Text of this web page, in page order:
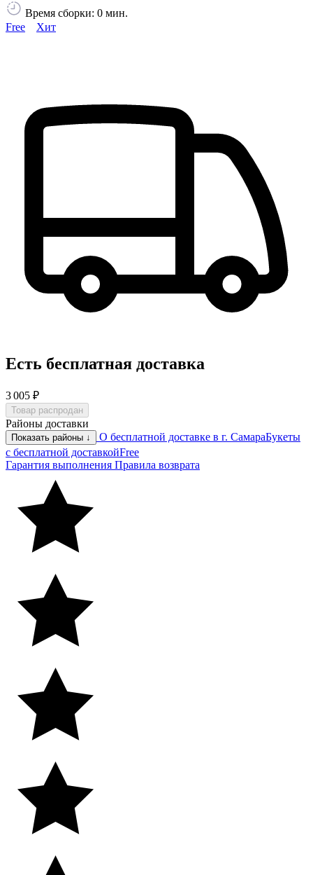
Время сборки: 0 мин.
Free
Хит
Есть бесплатная доставка
3 005 ₽
Товар распродан
Районы доставки
Показать районы ↓ О бесплатной доставке в г. СамараБукеты
с бесплатной доставкойFree
Гарантия выполнения Правила возврата